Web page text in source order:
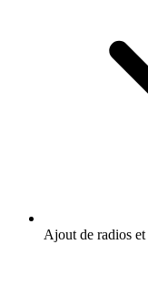
Ajout de radios